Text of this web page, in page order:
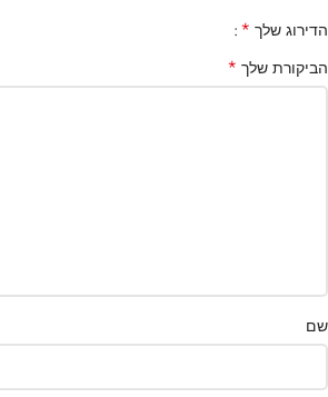
הדירוג שלך *
הביקורת שלך *
שם